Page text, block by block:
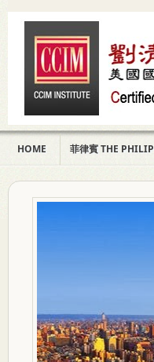
HOME 菲律賓 THE